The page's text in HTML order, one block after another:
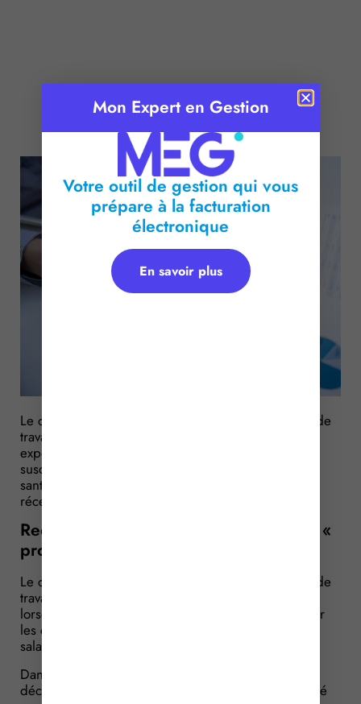
Publié le :
Temps de lecture : 2 minutes
Le comité d’hygiène, de sécurité et des conditions de
travail (CHSCT) peut solliciter l’intervention d’un
expert, notamment en cas de « projet important »,
susceptible d’impacter les conditions de travail, la
santé ou la sécurité des salariés. Dans 2 affaires
récentes, le juge a tenté de préciser cette notion.
Recours à expertise possible en cas de «
projet important »
Le comité d’hygiène, de sécurité et des conditions de
travail a la possibilité de recourir à une expertise
lorsqu’un projet important est susceptible d’impacter
les conditions de travail, la santé ou la sécurité des
salariés.
Dans 2 affaires récentes, alors que 2 CHSCT ont
décidé de recourir à une expertise, le juge a précisé
Mon Expert en Gestion
Votre outil de gestion qui vous
prépare à la facturation
électronique
En savoir plus